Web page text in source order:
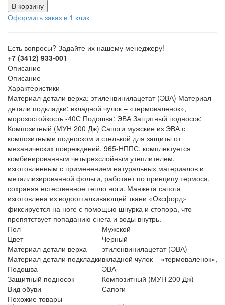
В корзину
Оформить заказ в 1 клик
Есть вопросы? Задайте их нашему менеджеру!
+7 (3412) 933-001
Описание
Описание
Характеристики
Материал детали верха: этиленвинилацетат (ЭВА) Материал
детали подкладки: вкладной чулок – «термоваленок»,
морозостойкость -40С Подошва: ЭВА Защитный подносок:
Композитный (МУН 200 Дж) Сапоги мужские из ЭВА с
композитными подноском и стелькой для защиты от
механических повреждений. 965-НППС, комплектуется
комбинированным четырехслойным утеплителем,
изготовленным с применением натуральных материалов и
металлизированной фольги, работает по принципу термоса,
сохраняя естественное тепло ноги. Манжета сапога
изготовлена из водоотталкивающей ткани «Оксфорд»
фиксируется на ноге с помощью шнурка и стопора, что
препятствует попаданию снега и воды внутрь.
Пол
Мужской
Цвет
Черный
Материал детали верха
этиленвинилацетат (ЭВА)
Материал детали подкладкивкладной чулок – «термоваленок»,
Подошва
ЭВА
Защитный подносок
Композитный (МУН 200 Дж)
Вид обуви
Сапоги
Похожие товары